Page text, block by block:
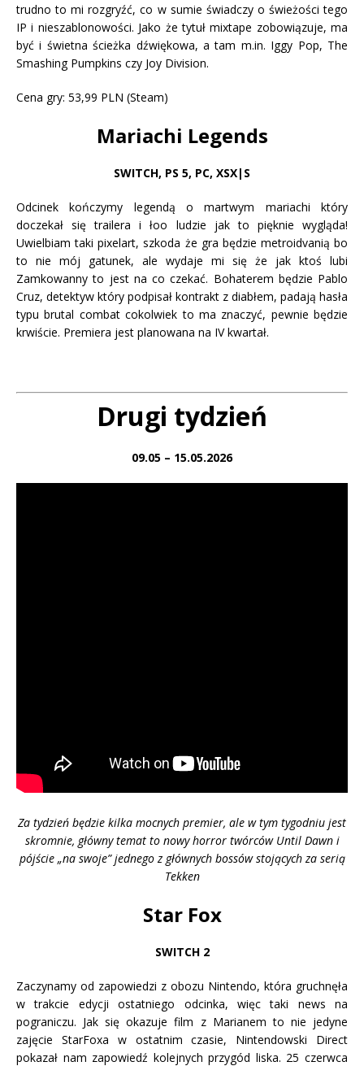
trudno to mi rozgryźć, co w sumie świadczy o świeżości tego
IP i nieszablonowości. Jako że tytuł mixtape zobowiązuje, ma
być i świetna ścieżka dźwiękowa, a tam m.in. Iggy Pop, The
Smashing Pumpkins czy Joy Division.
Cena gry: 53,99 PLN (Steam)
Mariachi Legends
SWITCH, PS 5, PC, XSX|S
Odcinek kończymy legendą o martwym mariachi który
doczekał się trailera i łoo ludzie jak to pięknie wygląda!
Uwielbiam taki pixelart, szkoda że gra będzie metroidvanią bo
to nie mój gatunek, ale wydaje mi się że jak ktoś lubi
Zamkowanny to jest na co czekać. Bohaterem będzie Pablo
Cruz, detektyw który podpisał kontrakt z diabłem, padają hasła
typu brutal combat cokolwiek to ma znaczyć, pewnie będzie
krwiście. Premiera jest planowana na IV kwartał.
Drugi tydzień
09.05 – 15.05.2026
Za tydzień będzie kilka mocnych premier, ale w tym tygodniu jest
skromnie, główny temat to nowy horror twórców Until Dawn i
pójście „na swoje” jednego z głównych bossów stojących za serią
Tekken
Star Fox
SWITCH 2
Zaczynamy od zapowiedzi z obozu Nintendo, która gruchnęła
w trakcie edycji ostatniego odcinka, więc taki news na
pograniczu. Jak się okazuje film z Marianem to nie jedyne
zajęcie StarFoxa w ostatnim czasie, Nintendowski Direct
pokazał nam zapowiedź kolejnych przygód liska. 25 czerwca